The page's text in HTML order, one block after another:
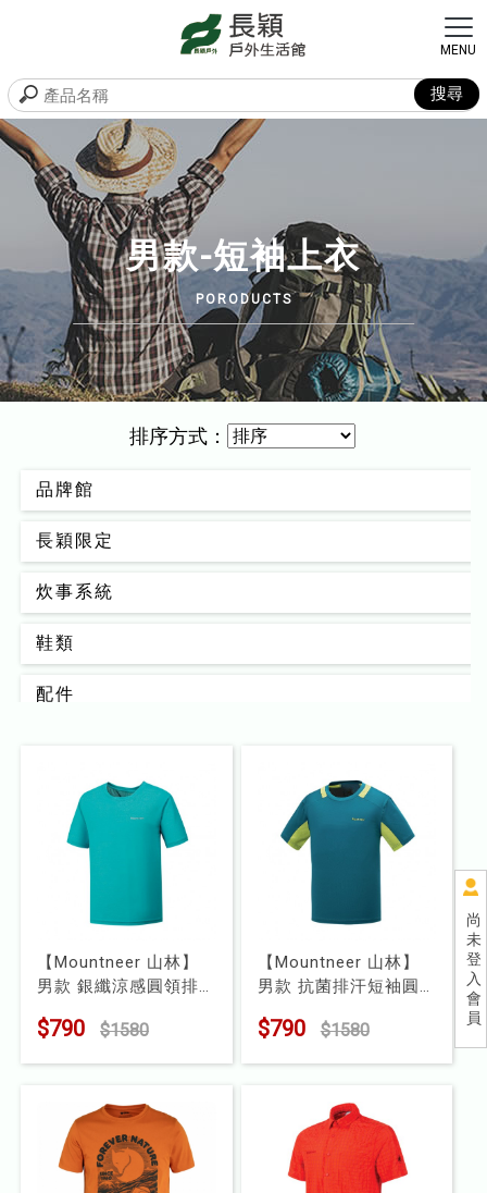
尚
未
登
入
會
員
男款-短袖上衣
排序方式：
品牌館
長穎限定
炊事系統
鞋類
配件
女款
器材裝備
兒童
水上配件
【Mountneer 山林】
男款 銀纖涼感圓領排
型號 : 41P81
$790 $1580
【Mountneer 山林】
男款 抗菌排汗短袖圓
型號 : 41P61
$790 $1580